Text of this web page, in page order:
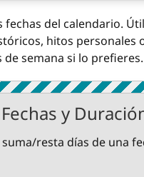
del calendario.
hitos personales
semana si lo prefieres.
y
resta días de una